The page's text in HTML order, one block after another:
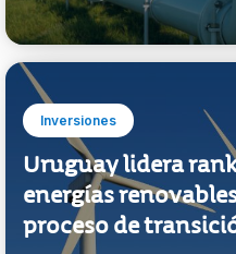
Uruguay lidera
energías
proceso de